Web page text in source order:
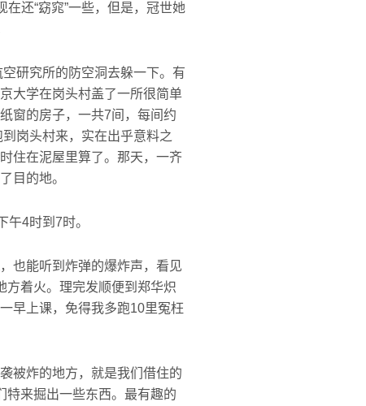
还“窈窕”一些，但是，冠世她
研究所的防空洞去躲一下。有
大学在岗头村盖了一所很简单
窗的房子，一共7间，每间约
岗头村来，实在出乎意料之
住在泥屋里算了。那天，一齐
目的地。
4时到7时。
也能听到炸弹的爆炸声，看见
方着火。理完发顺便到郑华炽
早上课，免得我多跑10里冤枉
被炸的地方，就是我们借住的
特来掘出一些东西。最有趣的